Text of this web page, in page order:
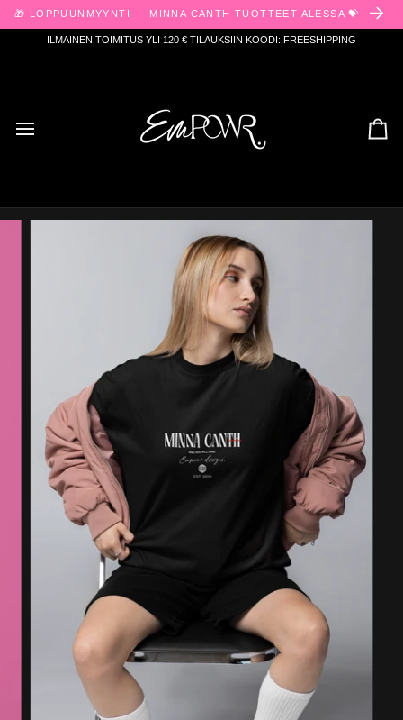
🎁 LOPPUUNMYYNTI — MINNA CANTH TUOTTEET ALESSA 💝
ILMAINEN TOIMITUS YLI 120 € TILAUKSIIN KOODI: FREESHIPPING